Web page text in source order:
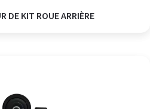
DE KIT ROUE ARRIÈRE